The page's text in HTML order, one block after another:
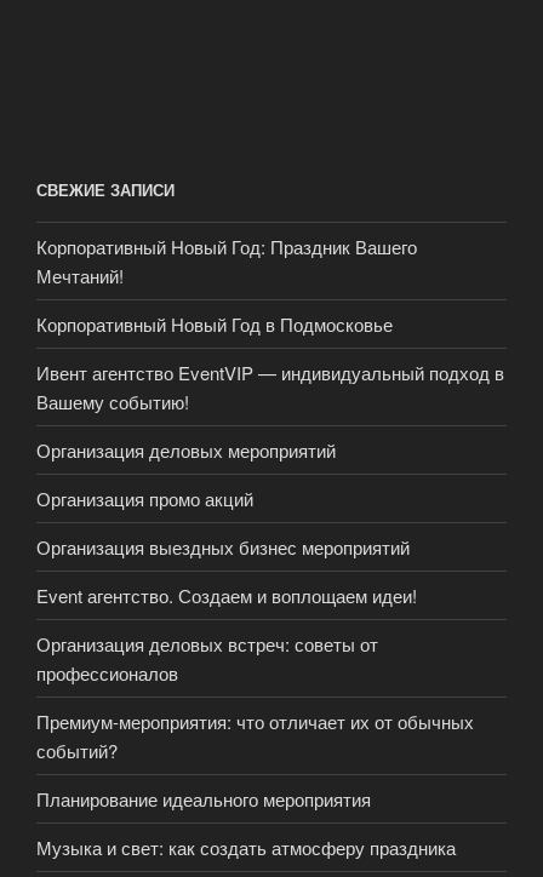
СВЕЖИЕ ЗАПИСИ
Корпоративный Новый Год: Праздник Вашего
Мечтаний!
Корпоративный Новый Год в Подмосковье
Ивент агентство EventVIP — индивидуальный подход в
Вашему событию!
Организация деловых мероприятий
Организация промо акций
Организация выездных бизнес мероприятий
Event агентство. Создаем и воплощаем идеи!
Организация деловых встреч: советы от
профессионалов
Премиум-мероприятия: что отличает их от обычных
событий?
Планирование идеального мероприятия
Музыка и свет: как создать атмосферу праздника